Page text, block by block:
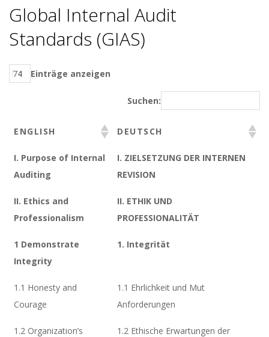
Global Internal Audit
Standards (GIAS)
Einträge anzeigen
Suchen:
ENGLISH DEUTSCH
I. Purpose of Internal
Auditing
I. ZIELSETZUNG DER INTERNEN
REVISION
II. Ethics and
Professionalism
II. ETHIK UND
PROFESSIONALITÄT
1 Demonstrate
Integrity
1. Integrität
1.1 Honesty and
Courage
1.1 Ehrlichkeit und Mut
Anforderungen
1.2 Organization’s
1.2 Ethische Erwartungen der